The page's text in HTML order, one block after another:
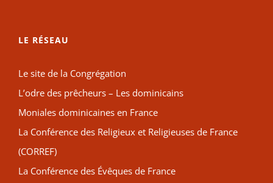
LE RÉSEAU
Le site de la Congrégation
L’odre des prêcheurs – Les dominicains
Moniales dominicaines en France
La Conférence des Religieux et Religieuses de France
(CORREF)
La Conférence des Évêques de France